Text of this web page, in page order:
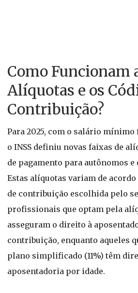
Como Funcionam
Alíquotas e os
Contribuição?
Para 2025, com o salário mínimo
o INSS definiu novas faixas de
de pagamento para autônomos
Estas alíquotas variam de
de contribuição escolhida pelo
profissionais que optam pela
asseguram o direito à
contribuição, enquanto aqueles
plano simplificado (11%) têm
aposentadoria por idade.